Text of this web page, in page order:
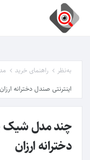
به‌نظر راهنمای خرید
اینترنتی صندل دخترانه ارزان
چند مدل شیک
دخترانه ارزان